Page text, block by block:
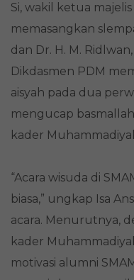
Si, wakil ketua
memasangkan
dan Dr. H. M.
Dikdasmen PDM
aisyah pada dua
mengucap
kader
“Acara wisuda di
biasa,” ungkap Isa
acara. Menurutnya,
kader
motivasi alumni